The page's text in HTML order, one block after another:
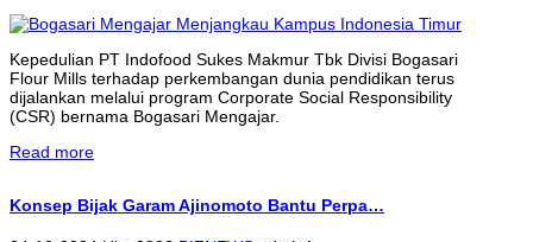
Kepedulian PT Indofood Sukes Makmur Tbk Divisi Bogasari
Flour Mills terhadap perkembangan dunia pendidikan terus
dijalankan melalui program Corporate Social Responsibility
(CSR) bernama Bogasari Mengajar.
Read more
Konsep Bijak Garam Ajinomoto Bantu Perpa…